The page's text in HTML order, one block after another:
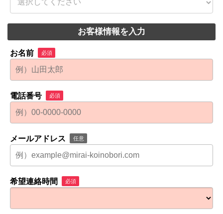
お客様情報を入力
お名前 必須
電話番号 必須
メールアドレス 任意
希望連絡時間 必須